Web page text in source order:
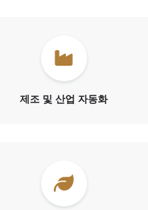
제조 및 산업 자동화